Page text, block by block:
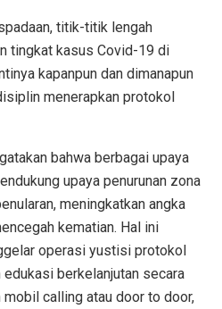
titik-titik lengah
tingkat kasus Covid-19 di
kapanpun dan dimanapun
menerapkan protokol
bahwa berbagai upaya
upaya penurunan zona
meningkatkan angka
kematian. Hal ini
operasi yustisi protokol
berkelanjutan secara
mobil calling atau door to door,